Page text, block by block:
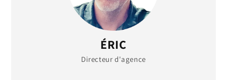
ÉRIC
Directeur d'agence